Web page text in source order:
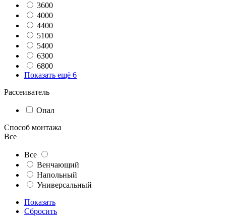
3600
4000
4400
5100
5400
6300
6800
Показать ещё 6
Рассеиватель
Опал
Способ монтажа
Все
Все
Венчающий
Напольный
Универсальный
Показать
Сбросить